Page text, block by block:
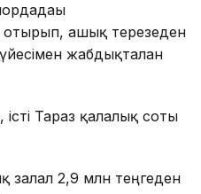
отырып, ашық терезеден
жабдықталған
істі Тараз қалалық соты
залал 2,9 млн теңгеден